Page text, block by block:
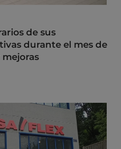
de sus
durante el mes de